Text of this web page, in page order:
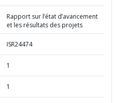
Rapport sur l’état d’avancement
et les résultats des projets
ISR24474
1
1